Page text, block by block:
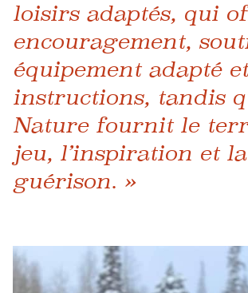
loisirs adaptés, qui
encouragement,
équipement adapté et
instructions, tandis
Nature fournit le
jeu, l’inspiration et la
guérison. »